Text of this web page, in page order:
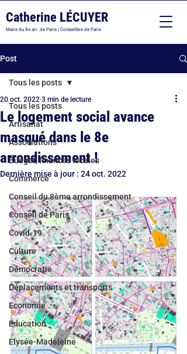
Catherine LÉCUYER
Maire du 8e arr. de Paris | Conseillère de Paris
Post
Tous les posts
Artisanat
Associations
Budget, finances locales
Commerce
Conseil du 8ème arrondissement
Conseil de Paris
Covid-19
Culture
Démocratie
Déplacements et transports
Economie
Education
Elysée-Madeleine
Tous les posts
Le logement social avance
masqué dans le 8e
arrondissement !
20 oct. 2022 3 min de lecture
Dernière mise à jour : 24 oct. 2022